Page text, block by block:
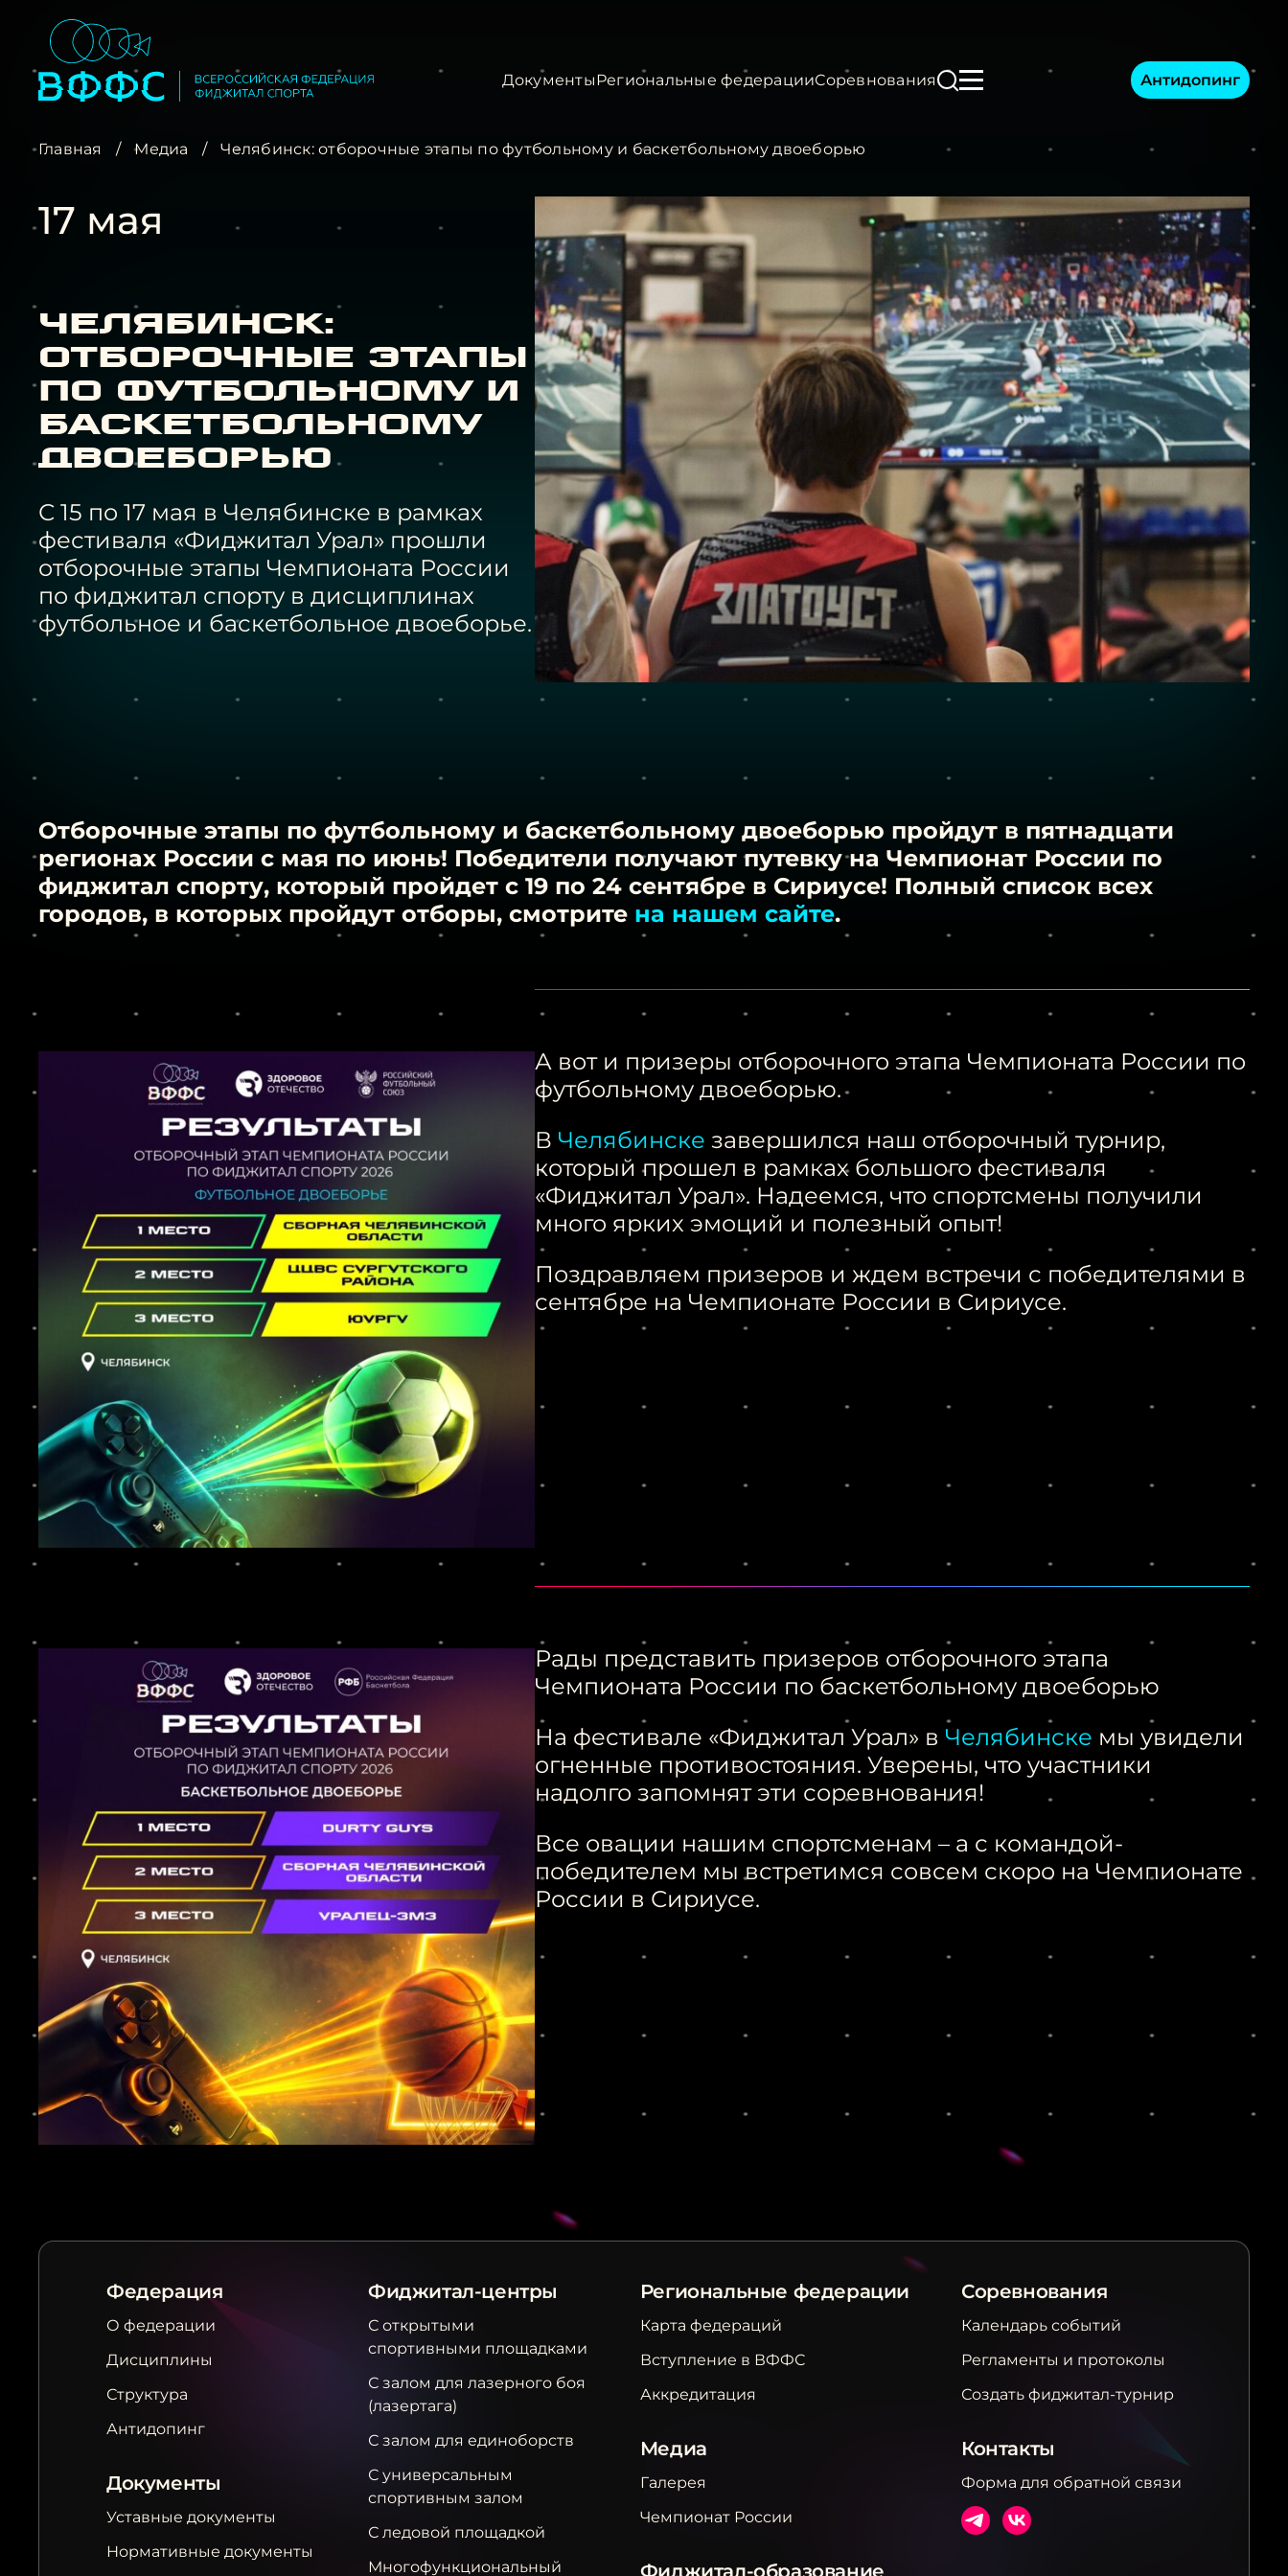
ДокументыРегиональные федерацииСоревнования Антидопинг
Главная / Медиа / Челябинск: отборочные этапы по футбольному и баскетбольному двоеборью
17 мая
Челябинск:
отборочные этапы
по футбольному и
баскетбольному
двоеборью
С 15 по 17 мая в Челябинске в рамках
фестиваля «Фиджитал Урал» прошли
отборочные этапы Чемпионата России
по фиджитал спорту в дисциплинах
футбольное и баскетбольное двоеборье.
Отборочные этапы по футбольному и баскетбольному двоеборью пройдут в пятнадцати
регионах России с мая по июнь! Победители получают путевку на Чемпионат России по
фиджитал спорту, который пройдет с 19 по 24 сентябре в Сириусе! Полный список всех
городов, в которых пройдут отборы, смотрите на нашем сайте.
А вот и призеры отборочного этапа Чемпионата России по
футбольному двоеборью.
В Челябинске завершился наш отборочный турнир,
который прошел в рамках большого фестиваля
«Фиджитал Урал». Надеемся, что спортсмены получили
много ярких эмоций и полезный опыт!
Поздравляем призеров и ждем встречи с победителями в
сентябре на Чемпионате России в Сириусе.
Рады представить призеров отборочного этапа
Чемпионата России по баскетбольному двоеборью
На фестивале «Фиджитал Урал» в Челябинске мы увидели
огненные противостояния. Уверены, что участники
надолго запомнят эти соревнования!
Все овации нашим спортсменам – а с командой-
победителем мы встретимся совсем скоро на Чемпионате
России в Сириусе.
Федерация
О федерации
Дисциплины
Структура
Антидопинг
Документы
Уставные документы
Нормативные документы
Фиджитал-центры
С открытыми
спортивными площадками
С залом для лазерного боя
(лазертага)
С залом для единоборств
С универсальным
спортивным залом
С ледовой площадкой
Многофункциональный
Региональные федерации
Карта федераций
Вступление в ВФФС
Аккредитация
Медиа
Галерея
Чемпионат России
Фиджитал-образование
Соревнования
Календарь событий
Регламенты и протоколы
Создать фиджитал-турнир
Контакты
Форма для обратной связи